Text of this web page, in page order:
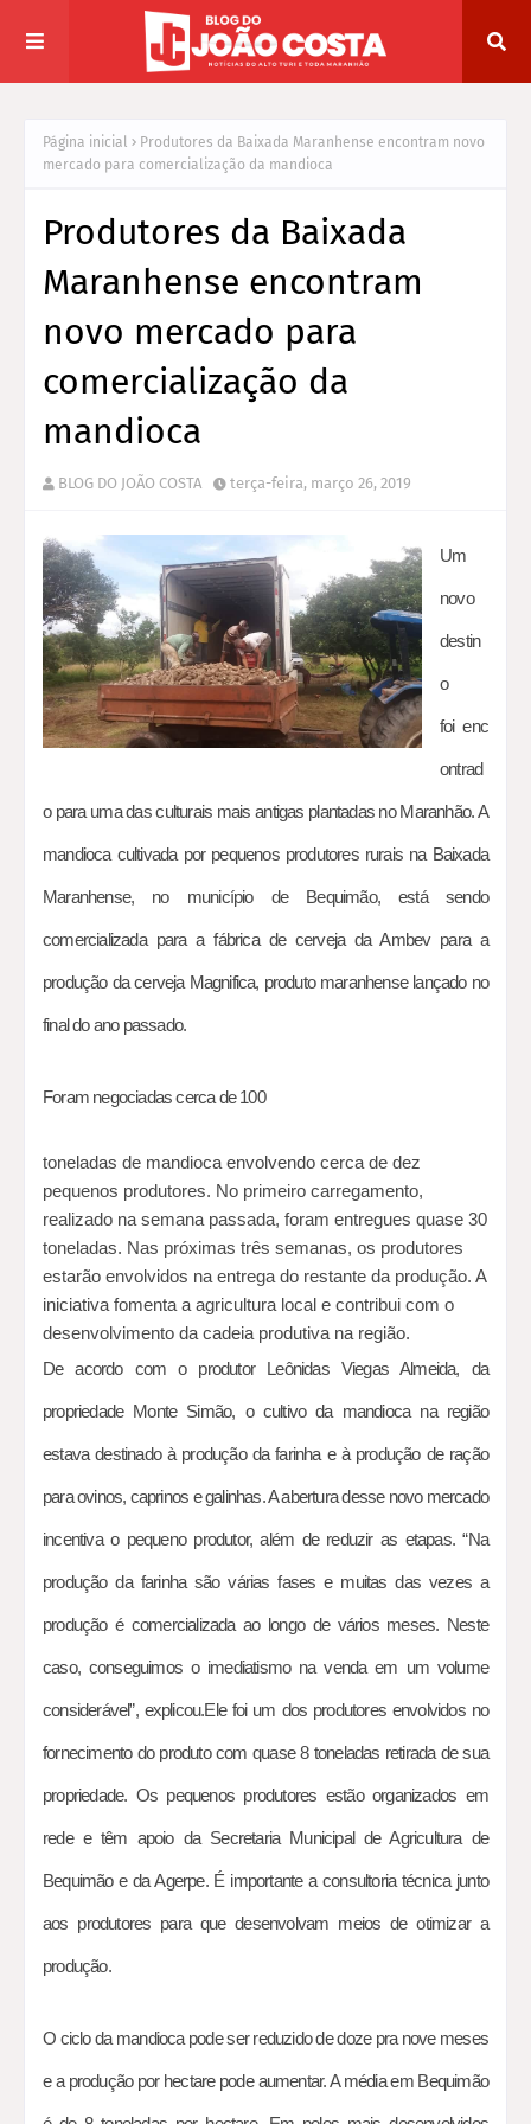
Página inicial
Produtores da Baixada Maranhense encontram novo
mercado para comercialização da mandioca
Produtores da Baixada
Maranhense encontram
novo mercado para
comercialização da
mandioca
BLOG DO JOÃO COSTA terça-feira, março 26, 2019
Um
novo
destin
o
foienc
ontrad
o para uma das culturais mais antigas plantadas no Maranhão. A
mandioca cultivada por pequenos produtores rurais na Baixada
Maranhense, no município de Bequimão, está sendo
comercializada para a fábrica de cerveja da Ambev para a
produção da cerveja Magnifica, produto maranhense lançado no
final do ano passado.
Foram negociadas cerca de 100
toneladas de mandioca envolvendo cerca de dez
pequenos produtores. No primeiro carregamento,
realizado na semana passada, foram entregues quase 30
toneladas. Nas próximas três semanas, os produtores
estarão envolvidos na entrega do restante da produção. A
iniciativa fomenta a agricultura local e contribui com o
desenvolvimento da cadeia produtiva na região.
De acordo com o produtor Leônidas Viegas Almeida, da
propriedade Monte Simão, o cultivo da mandioca na região
estava destinado à produção da farinha e à produção de ração
para ovinos, caprinos e galinhas. A abertura desse novo mercado
incentiva o pequeno produtor, além de reduzir as etapas. “Na
produção da farinha são várias fases e muitas das vezes a
produção é comercializada ao longo de vários meses. Neste
caso, conseguimos o imediatismo na venda em um volume
considerável”, explicou.Ele foi um dos produtores envolvidos no
fornecimento do produto com quase 8 toneladas retirada de sua
propriedade. Os pequenos produtores estão organizados em
rede e têm apoio da Secretaria Municipal de Agricultura de
Bequimão e da Agerpe. É importante a consultoria técnica junto
aos produtores para que desenvolvam meios de otimizar a
produção.
O ciclo da mandioca pode ser reduzido de doze pra nove meses
e a produção por hectare pode aumentar. A média em Bequimão